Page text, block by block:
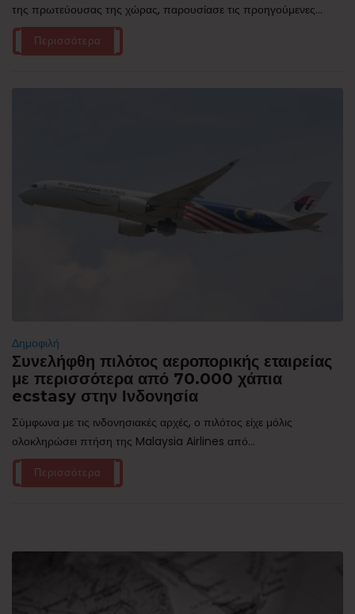
της πρωτεύουσας της χώρας, παρουσίασε τις προηγούμενες...
Περισσότερα
Δημοφιλή
Συνελήφθη πιλότος αεροπορικής εταιρείας
με περισσότερα από 70.000 χάπια
ecstasy στην Ινδονησία
Σύμφωνα με τις ινδονησιακές αρχές, ο πιλότος είχε μόλις
ολοκληρώσει πτήση της Malaysia Airlines από...
Περισσότερα